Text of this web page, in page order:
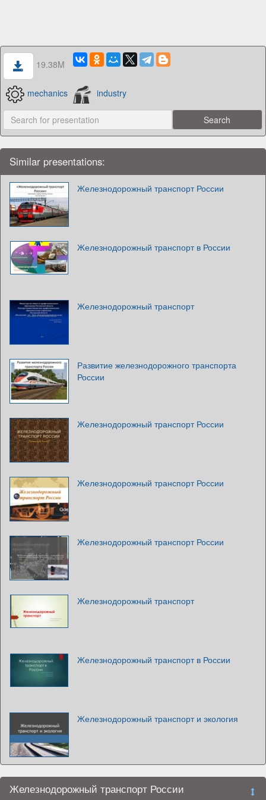
19.38M
mechanics industry
Similar presentations:
Железнодорожный транспорт России
Железнодорожный транспорт в России
Железнодорожный транспорт
Развитие железнодорожного транспорта
России
Железнодорожный транспорт России
Железнодорожный транспорт России
Железнодорожный транспорт России
Железнодорожный транспорт
Железнодорожный транспорт в России
Железнодорожный транспорт и экология
Железнодорожный транспорт России